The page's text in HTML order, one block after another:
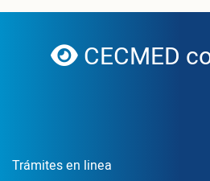
globe
CECMED
Enlace Footer1
Trámites en linea